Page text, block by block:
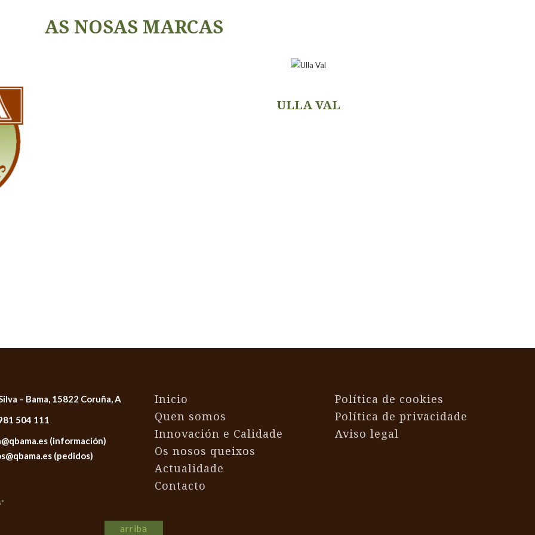
AS NOSAS MARCAS
ULLA VAL
– Bama, 15822 Coruña, A
504 111
(información)
(pedidos)
Inicio
Quen somos
Innovación e Calidade
Os nosos queixos
Actualidade
Contacto
Política de cookies
Política de privacidade
Aviso legal
arriba